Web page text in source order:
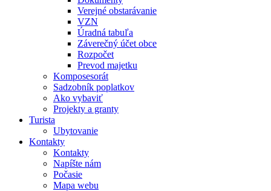
Verejné obstarávanie
VZN
Úradná tabuľa
Záverečný účet obce
Rozpočet
Prevod majetku
Komposesorát
Sadzobník poplatkov
Ako vybaviť
Projekty a granty
Turista
Ubytovanie
Kontakty
Kontakty
Napíšte nám
Počasie
Mapa webu